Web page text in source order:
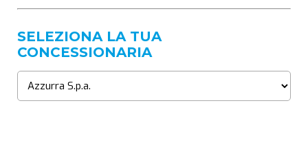
SELEZIONA LA TUA
CONCESSIONARIA